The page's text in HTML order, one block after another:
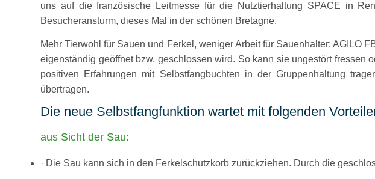
uns auf die französische Leitmesse für die Nutztierhaltung SPACE in
Besucheransturm, dieses Mal in der schönen Bretagne.
Mehr Tierwohl für Sauen und Ferkel, weniger Arbeit für Sauenhalter: AGILO
eigenständig geöffnet bzw. geschlossen wird. So kann sie ungestört
positiven Erfahrungen mit Selbstfangbuchten in der Gruppenhaltung
übertragen.
Die neue Selbstfangfunktion wartet mit folgenden
aus Sicht der Sau:
· Die Sau kann sich in den Ferkelschutzkorb zurückziehen. Durch die